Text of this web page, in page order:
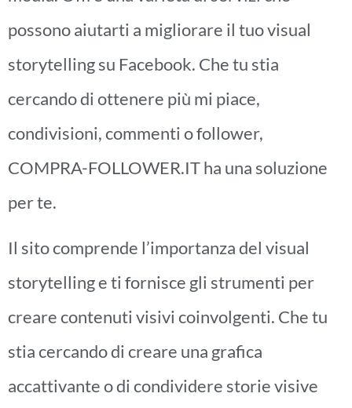
possono aiutarti a migliorare il tuo visual
storytelling su Facebook. Che tu stia
cercando di ottenere più mi piace,
condivisioni, commenti o follower,
COMPRA-FOLLOWER.IT ha una soluzione
per te.
Il sito comprende l’importanza del visual
storytelling e ti fornisce gli strumenti per
creare contenuti visivi coinvolgenti. Che tu
stia cercando di creare una grafica
accattivante o di condividere storie visive